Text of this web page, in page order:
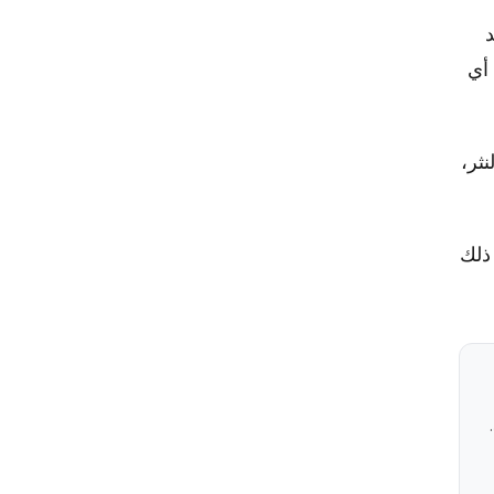
أي
8000 كلمة. قارن ذلك